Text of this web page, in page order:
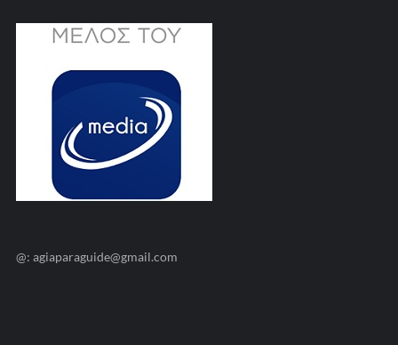
@: agiaparaguide@gmail.com